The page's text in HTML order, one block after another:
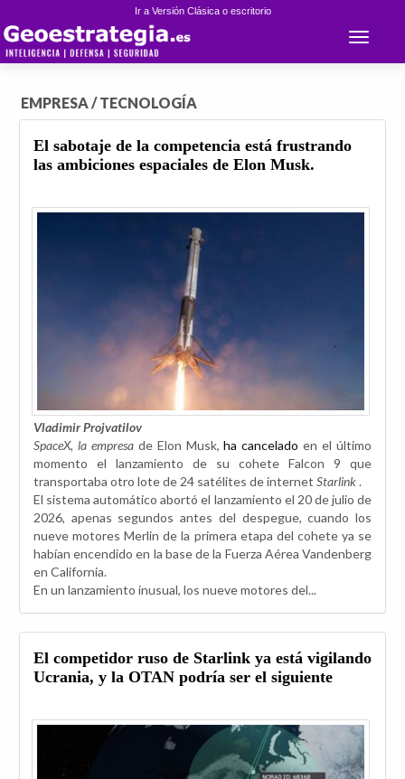
Ir a Versión Clásica o escritorio
Toggle
EMPRESA / TECNOLOGÍA
El sabotaje de la competencia está frustrando
las ambiciones espaciales de Elon Musk.
Vladimir Projvatilov
SpaceX, la empresade Elon Musk,ha cancelado en el último
momento el lanzamiento de su cohete Falcon 9 que
transportaba otro lote de 24 satélites de internet Starlink.
El sistema automático abortó el lanzamiento el 20 de julio de
2026, apenas segundos antes del despegue, cuando los
nueve motores Merlin de la primera etapa del cohete ya se
habían encendido en la base de la Fuerza Aérea Vandenberg
en California.
En un lanzamiento inusual, los nueve motores del...
El competidor ruso de Starlink ya está vigilando
Ucrania, y la OTAN podría ser el siguiente